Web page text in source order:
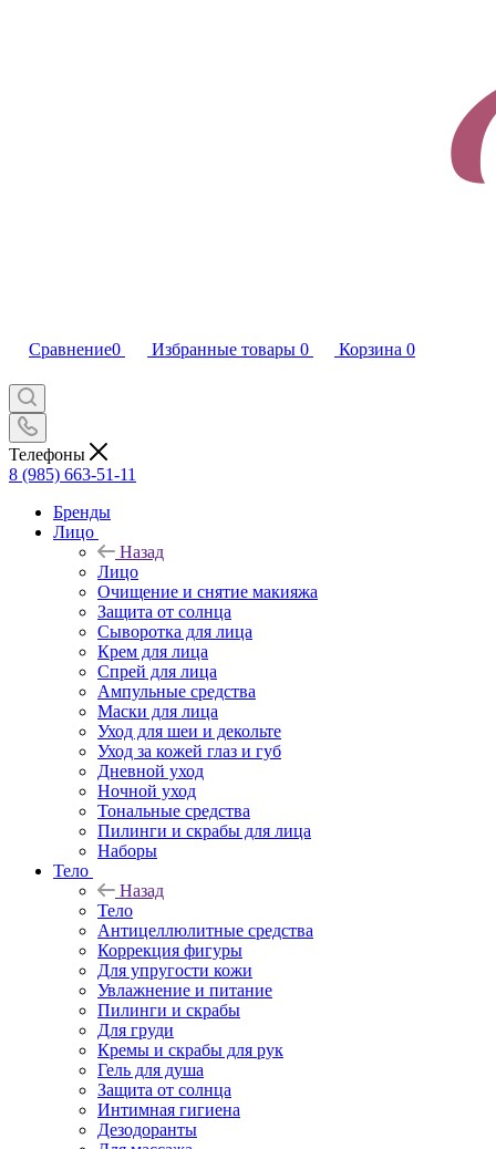
Сравнение0 Избранные товары 0 Корзина 0
Телефоны
8 (985) 663-51-11
Бренды
Лицо
Назад
Лицо
Очищение и снятие макияжа
Защита от солнца
Сыворотка для лица
Крем для лица
Спрей для лица
Ампульные средства
Маски для лица
Уход для шеи и декольте
Уход за кожей глаз и губ
Дневной уход
Ночной уход
Тональные средства
Пилинги и скрабы для лица
Наборы
Тело
Назад
Тело
Антицеллюлитные средства
Коррекция фигуры
Для упругости кожи
Увлажнение и питание
Пилинги и скрабы
Для груди
Кремы и скрабы для рук
Гель для душа
Защита от солнца
Интимная гигиена
Дезодоранты